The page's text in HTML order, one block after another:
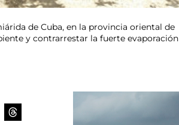
de Cuba, en la provincia oriental de
y contrarrestar la fuerte